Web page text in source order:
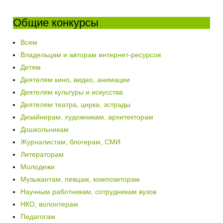
Общие конкурсы
Всем
Владельцам и авторам интернет-ресурсов
Детям
Деятелям кино, видео, анимации
Деятелям культуры и искусства
Деятелям театра, цирка, эстрады
Дизайнерам, художникам, архитекторам
Дошкольникам
Журналистам, блогерам, СМИ
Литераторам
Молодежи
Музыкантам, певцам, композиторам
Научным работникам, сотрудникам вузов
НКО, волонтерам
Педагогам